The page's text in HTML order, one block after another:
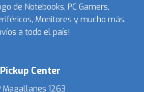
de Notebooks, PC Gamers,
Monitores y mucho más.
a todo el país!
Pickup Center
Magallanes 1263